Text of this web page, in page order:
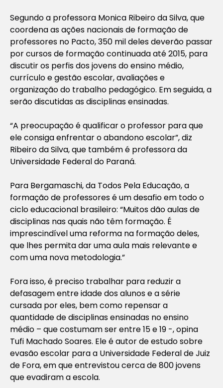
Segundo a professora Monica Ribeiro da Silva, que
coordena as ações nacionais de formação de
professores no Pacto, 350 mil deles deverão passar
por cursos de formação continuada até 2015, para
discutir os perfis dos jovens do ensino médio,
currículo e gestão escolar, avaliações e
organização do trabalho pedagógico. Em seguida, a
serão discutidas as disciplinas ensinadas.
“A preocupação é qualificar o professor para que
ele consiga enfrentar o abandono escolar”, diz
Ribeiro da Silva, que também é professora da
Universidade Federal do Paraná.
Para Bergamaschi, da Todos Pela Educação, a
formação de professores é um desafio em todo o
ciclo educacional brasileiro: “Muitos dão aulas de
disciplinas nas quais não têm formação. É
imprescindível uma reforma na formação deles,
que lhes permita dar uma aula mais relevante e
com uma nova metodologia.”
Fora isso, é preciso trabalhar para reduzir a
defasagem entre idade dos alunos e a série
cursada por eles, bem como repensar a
quantidade de disciplinas ensinadas no ensino
médio – que costumam ser entre 15 e 19 -, opina
Tufi Machado Soares. Ele é autor de estudo sobre
evasão escolar para a Universidade Federal de Juiz
de Fora, em que entrevistou cerca de 800 jovens
que evadiram a escola.